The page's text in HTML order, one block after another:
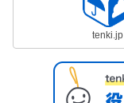
tenki.jp